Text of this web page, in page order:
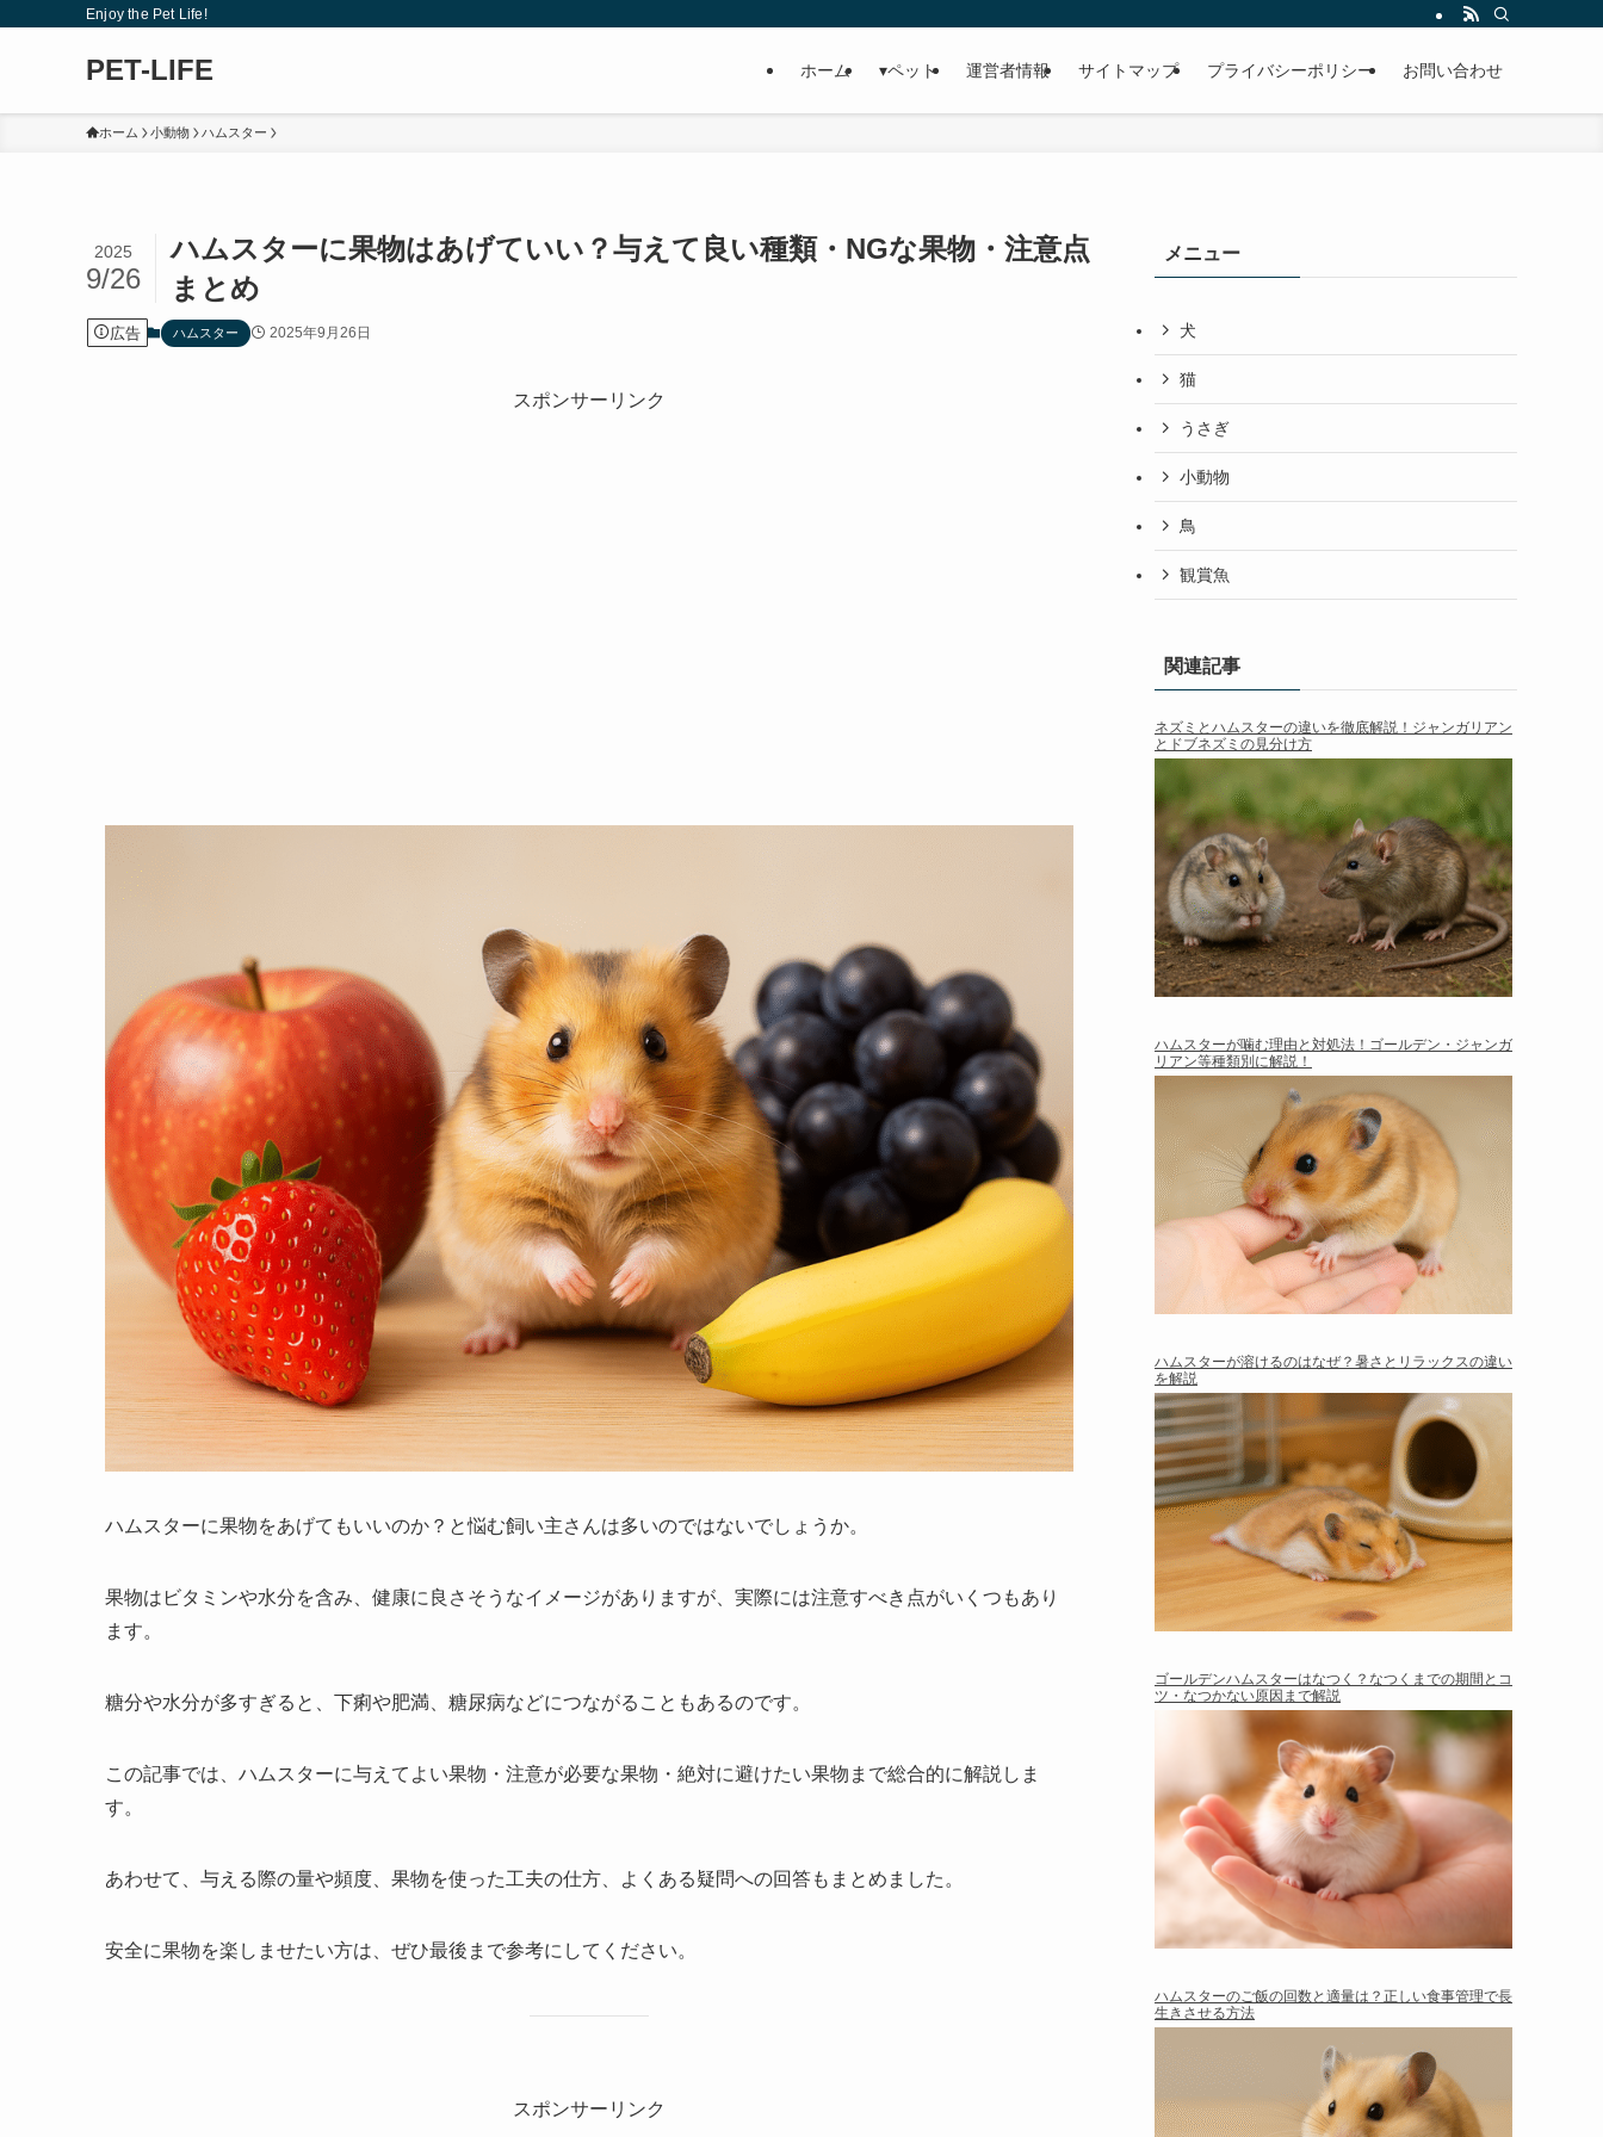
Enjoy the Pet Life!
PET-LIFE ホーム ▾ペット 運営者情報 サイトマップ プライバシーポリシー お問い合わせ
ホーム 小動物 ハムスター
ハムスターに果物はあげていい？与えて良い種類・NGな果物・注意点
まとめ
2025
9/26
広告 ハムスター 2025年9月26日
スポンサーリンク
ハムスターに果物をあげてもいいのか？と悩む飼い主さんは多いのではないでしょうか。
果物はビタミンや水分を含み、健康に良さそうなイメージがありますが、実際には注意すべき点がいくつもあり
ます。
糖分や水分が多すぎると、下痢や肥満、糖尿病などにつながることもあるのです。
この記事では、ハムスターに与えてよい果物・注意が必要な果物・絶対に避けたい果物まで総合的に解説しま
す。
あわせて、与える際の量や頻度、果物を使った工夫の仕方、よくある疑問への回答もまとめました。
安全に果物を楽しませたい方は、ぜひ最後まで参考にしてください。
スポンサーリンク
メニュー
犬
猫
うさぎ
小動物
鳥
観賞魚
関連記事
ネズミとハムスターの違いを徹底解説！ジャンガリアン
とドブネズミの見分け方
ハムスターが噛む理由と対処法！ゴールデン・ジャンガ
リアン等種類別に解説！
ハムスターが溶けるのはなぜ？暑さとリラックスの違い
を解説
ゴールデンハムスターはなつく？なつくまでの期間とコ
ツ・なつかない原因まで解説
ハムスターのご飯の回数と適量は？正しい食事管理で長
生きさせる方法